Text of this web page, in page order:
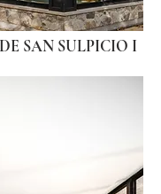
SAN SULPICIO I